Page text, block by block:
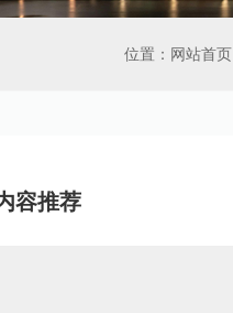
位置： 网站首页
容推荐